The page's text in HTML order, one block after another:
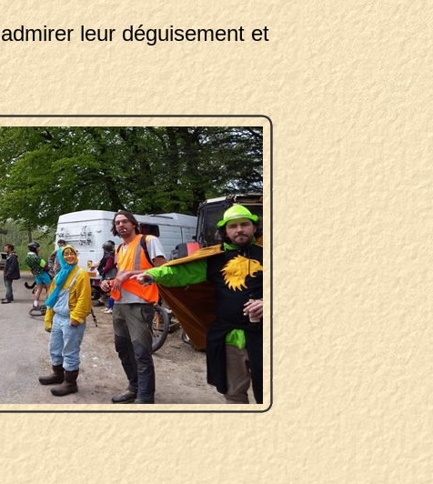
leur déguisement et